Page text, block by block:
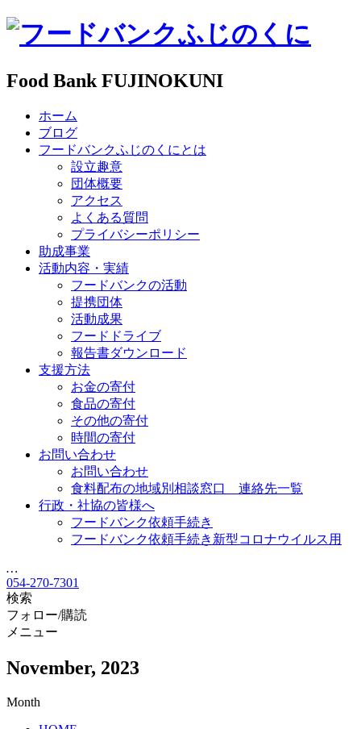
Food Bank FUJINOKUNI
ホーム
ブログ
フードバンクふじのくにとは
設立趣意
団体概要
アクセス
よくある質問
プライバシーポリシー
助成事業
活動内容・実績
フードバンクの活動
提携団体
活動成果
フードドライブ
報告書ダウンロード
支援方法
お金の寄付
食品の寄付
その他の寄付
時間の寄付
お問い合わせ
お問い合わせ
食料配布の地域別相談窓口 連絡先一覧
行政・社協の皆様へ
フードバンク依頼手続き
フードバンク依頼手続き新型コロナウイルス用
…
054-270-7301
検索
フォロー/購読
メニュー
November, 2023
Month